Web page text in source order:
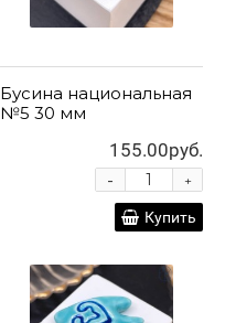
Бусина национальная
№5 30 мм
155.00руб.
+
-
Купить